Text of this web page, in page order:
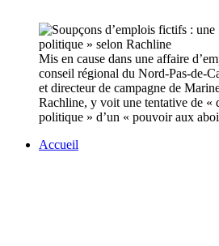
Mis en cause dans une affaire
conseil régional du Nord-Pas-de-
et directeur de campagne de
Rachline, y voit une tentative de «
politique » d’un « pouvoir aux
Accueil